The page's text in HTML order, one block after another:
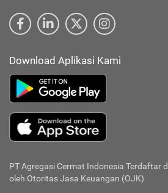
Download Aplikasi Kami
PT Agregasi Cermat Indonesia Terdaftar
oleh Otoritas Jasa Keuangan (OJK)